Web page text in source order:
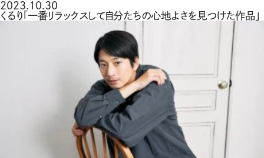
2023.10.30
くるり「一番リラックスして自分たちの心地よさを見つけた作品」